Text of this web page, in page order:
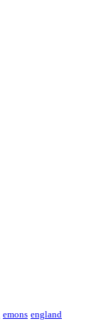
emons england